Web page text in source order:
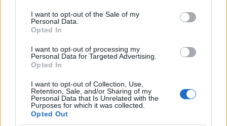
consent section.
I want to opt-out of the Sale of my
Personal Data.
Opted In
I want to opt-out of processing my
Personal Data for Targeted Advertising.
Opted In
I want to opt-out of Collection, Use,
Retention, Sale, and/or Sharing of my
Personal Data that Is Unrelated with the
Purposes for which it was collected.
Opted Out